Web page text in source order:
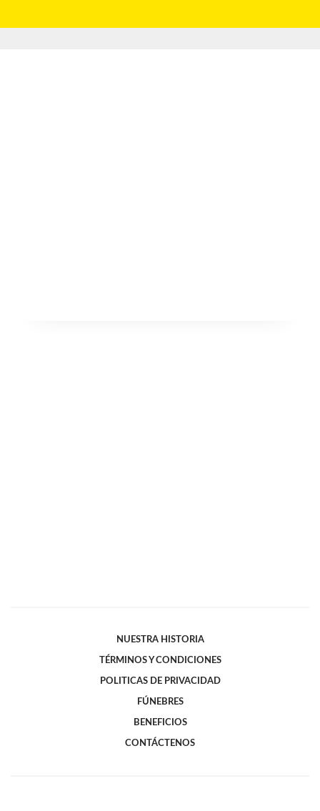
NUESTRA HISTORIA
TÉRMINOS Y CONDICIONES
POLITICAS DE PRIVACIDAD
FÚNEBRES
BENEFICIOS
CONTÁCTENOS